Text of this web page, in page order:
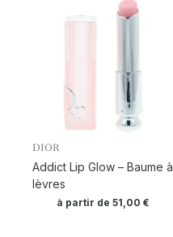
DIOR
Addict Lip Glow – Baume à
lèvres
à partir de51,00€